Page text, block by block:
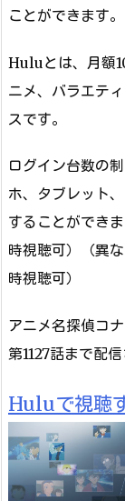
ことができます。
Huluとは、月額
ニメ、バラエテ
スです。
ログイン台数の
ホ、タブレット
することができ
時視聴可）（異
時視聴可）
アニメ名探偵コ
第1127話まで配信
Huluで視聴